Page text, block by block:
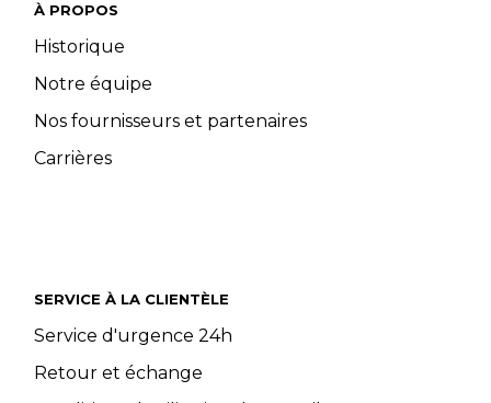
À PROPOS
Historique
Notre équipe
Nos fournisseurs et partenaires
Carrières
SERVICE À LA CLIENTÈLE
Service d'urgence 24h
Retour et échange